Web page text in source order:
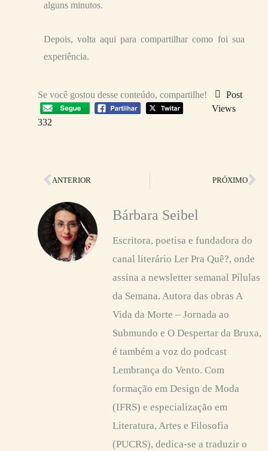
alguns minutos.
Depois, volta aqui para compartilhar como foi sua
experiência.
Se você gostou desse conteúdo, compartilhe!
Post
Views
332
Anterior
ANTERIOR PRÓXIMO
Bárbara Seibel
Escritora, poetisa e fundadora do
canal literário Ler Pra Quê?, onde
assina a newsletter semanal Pílulas
da Semana. Autora das obras A
Vida da Morte – Jornada ao
Submundo e O Despertar da Bruxa,
é também a voz do podcast
Lembrança do Vento. Com
formação em Design de Moda
(IFRS) e especialização em
Literatura, Artes e Filosofia
(PUCRS), dedica-se a traduzir o